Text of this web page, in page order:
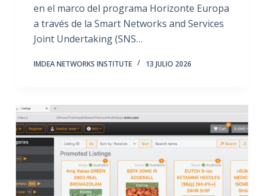
en el marco del programa Horizonte Europa
a través de la Smart Networks and Services
Joint Undertaking (SNS…
IMDEA NETWORKS INSTITUTE 13 JULIO 2026